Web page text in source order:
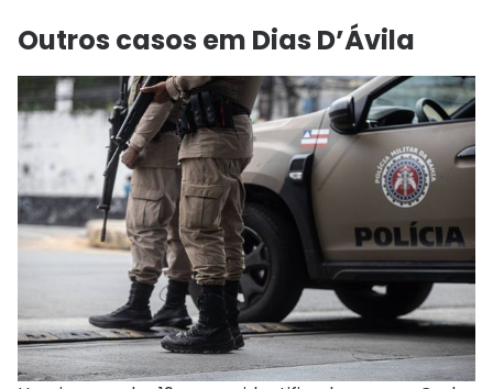
Outros casos em Dias D’Ávila